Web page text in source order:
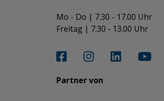
Mo - Do | 7.30 - 17.00 Uhr
Freitag | 7.30 - 13.00 Uhr​​​​​​​
Partner von​​​​​​